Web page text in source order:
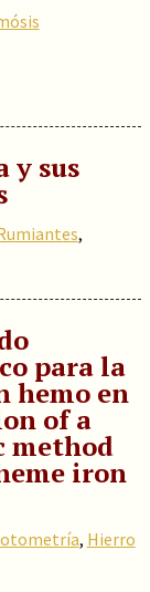
y sus
,
para la
hemo en
of a
method
iron
, Hierro